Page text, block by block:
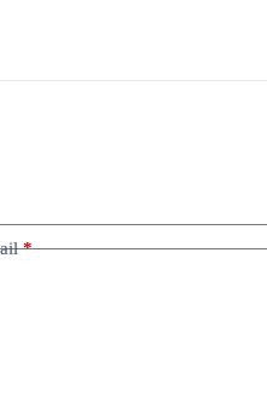
*